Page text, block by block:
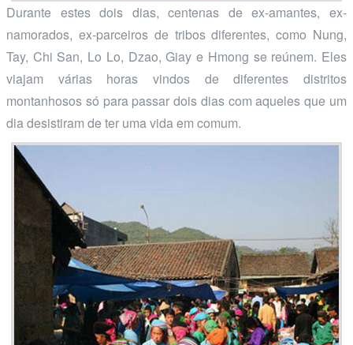
Durante estes dois dias, centenas de ex-amantes, ex-
namorados, ex-parceiros de tribos diferentes, como Nung,
Tay, Chi San, Lo Lo, Dzao, Giay e Hmong se reúnem. Eles
viajam várias horas vindos de diferentes distritos
montanhosos só para passar dois dias com aqueles que um
dia desistiram de ter uma vida em comum.